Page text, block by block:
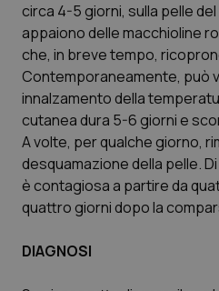
Quotidiano Pediatria
Rene & patologie
Salute orale &
Sangue &
Tiroide
circa 4-5 giorni, sulla pelle
appaiono delle macchioline
che, in breve tempo,
Contemporaneamente, può
innalzamento della
cutanea dura 5-6 giorni e
A volte, per qualche giorno,
desquamazione della pelle.
è contagiosa a partire da
quattro giorni dopo la
DIAGNOSI